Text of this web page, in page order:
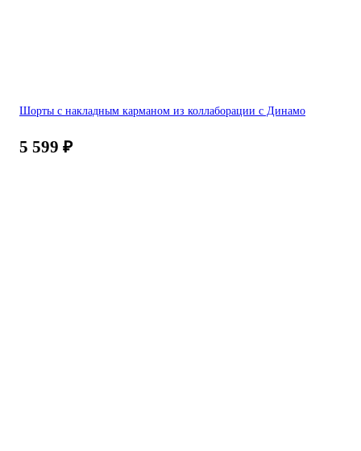
Шорты с накладным карманом из коллаборации с Динамо
5 599 ₽